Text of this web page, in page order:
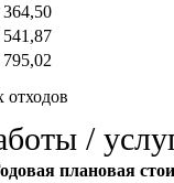
364,50
541,87
795,02
/
плановая